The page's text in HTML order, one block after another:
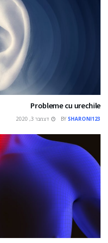
Probleme cu urechile
BY SHARONI123 דצמבר 3, 2020